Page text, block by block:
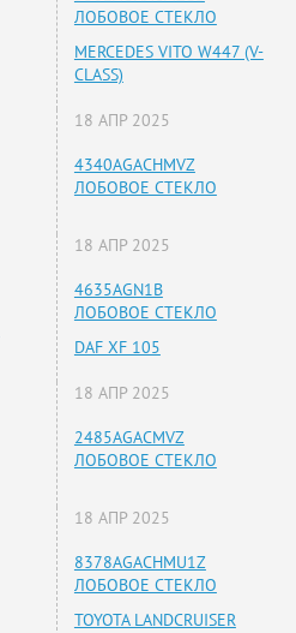
ЛОБОВОЕ СТЕКЛО
MERCEDES VITO W447 (V-
CLASS)
18 АПР 2025
4340AGACHMVZ
ЛОБОВОЕ СТЕКЛО
18 АПР 2025
4635AGN1B
ЛОБОВОЕ СТЕКЛО
DAF XF 105
18 АПР 2025
2485AGACMVZ
ЛОБОВОЕ СТЕКЛО
18 АПР 2025
8378AGACHMU1Z
ЛОБОВОЕ СТЕКЛО
TOYOTA LANDCRUISER